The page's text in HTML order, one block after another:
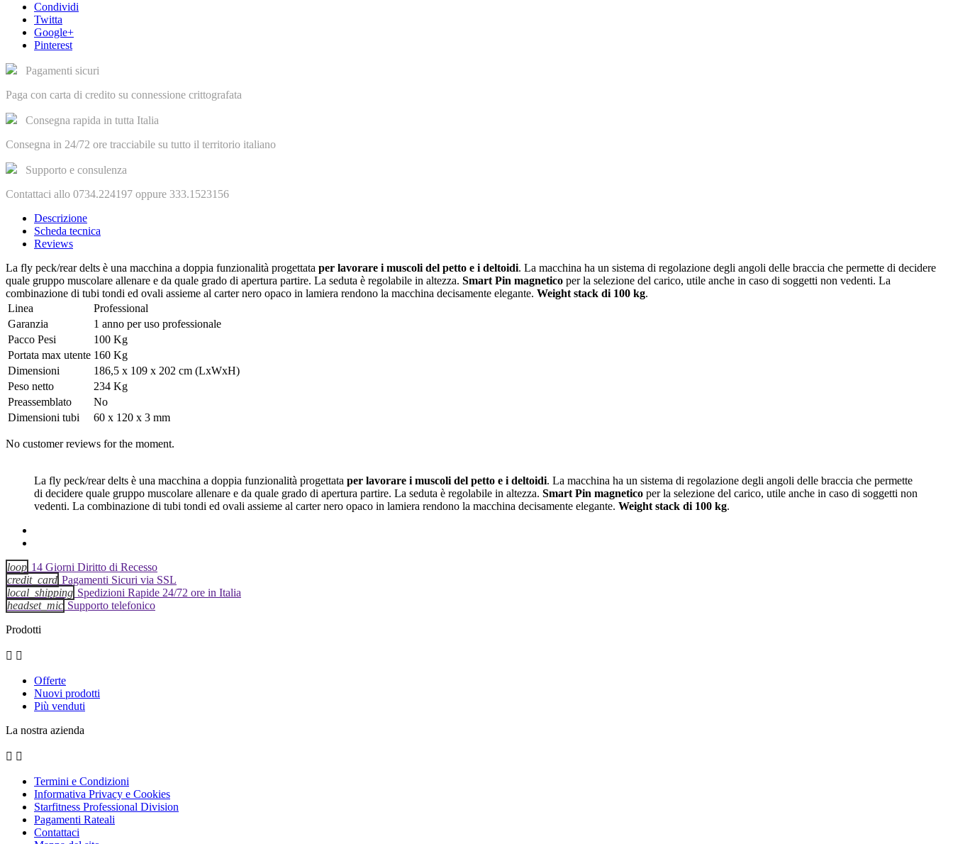
Condividi
Twitta
Google+
Pinterest
Pagamenti sicuri
Paga con carta di credito su connessione crittografata
Consegna rapida in tutta Italia
Consegna in 24/72 ore tracciabile su tutto il territorio italiano
Supporto e consulenza
Contattaci allo 0734.224197 oppure 333.1523156
Descrizione
Scheda tecnica
Reviews
La fly peck/rear delts è una macchina a doppia funzionalità progettata per lavorare i muscoli del petto e i deltoidi. La macchina ha un sistema di regolazione degli angoli delle braccia che permette di decidere
quale gruppo muscolare allenare e da quale grado di apertura partire. La seduta è regolabile in altezza. Smart Pin magnetico per la selezione del carico, utile anche in caso di soggetti non vedenti. La
combinazione di tubi tondi ed ovali assieme al carter nero opaco in lamiera rendono la macchina decisamente elegante. Weight stack di 100 kg.
Linea
Professional
Garanzia
1 anno per uso professionale
Pacco Pesi
100 Kg
Portata max utente 160 Kg
Dimensioni
186,5 x 109 x 202 cm (LxWxH)
Peso netto
234 Kg
Preassemblato
No
Dimensioni tubi
60 x 120 x 3 mm
No customer reviews for the moment.
La fly peck/rear delts è una macchina a doppia funzionalità progettata per lavorare i muscoli del petto e i deltoidi. La macchina ha un sistema di regolazione degli angoli delle braccia che permette
di decidere quale gruppo muscolare allenare e da quale grado di apertura partire. La seduta è regolabile in altezza. Smart Pin magnetico per la selezione del carico, utile anche in caso di soggetti non
vedenti. La combinazione di tubi tondi ed ovali assieme al carter nero opaco in lamiera rendono la macchina decisamente elegante. Weight stack di 100 kg.
loop 14 Giorni Diritto di Recesso
credit_card Pagamenti Sicuri via SSL
local_shipping Spedizioni Rapide 24/72 ore in Italia
headset_mic Supporto telefonico
Prodotti
 
Offerte
Nuovi prodotti
Più venduti
La nostra azienda
 
Termini e Condizioni
Informativa Privacy e Cookies
Starfitness Professional Division
Pagamenti Rateali
Contattaci